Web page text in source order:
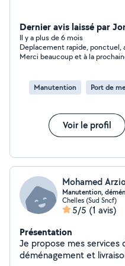
Dernier avis laissé par
Il y a plus de 6 mois
Deplacement rapide, ponctuel,
Merci beaucoup et à la
Manutention Port de
Voir le profil
Mohamed
Manutention,
Chelles (Sud Sncf)
5/5 (1 avis)
Présentation
Je propose mes services
déménagement et livraison Sérieux, ponctuel